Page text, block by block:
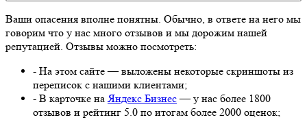
Ваши опасения вполне понятны. Обычно, в ответе на него мы
говорим что у нас много отзывов и мы дорожим нашей
репутацией. Отзывы можно посмотреть:
- На этом сайте — выложены некоторые скриншоты из
переписок с нашими клиентами;
- В карточке наЯндекс Бизнес— у нас более 1800
отзывов и рейтинг 5.0 по итогам более 2000 оценок;